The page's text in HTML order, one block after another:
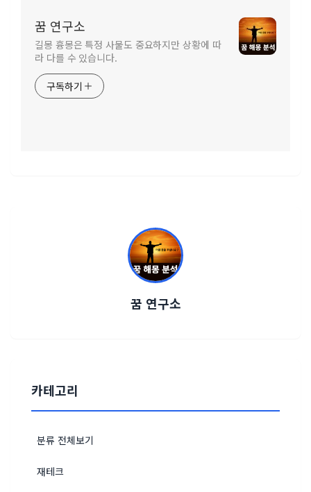
꿈 연구소
길몽 흉몽은 특정 사물도 중요하지만 상황에 따
라 다를 수 있습니다.
구독하기
꿈 연구소
카테고리
분류 전체보기
재테크